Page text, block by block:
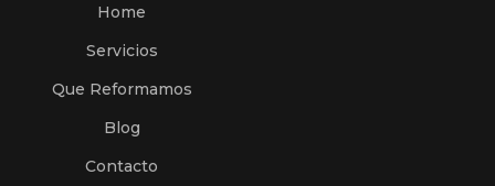
Home
ServiciOS
Que Reformamos
Blog
Contacto